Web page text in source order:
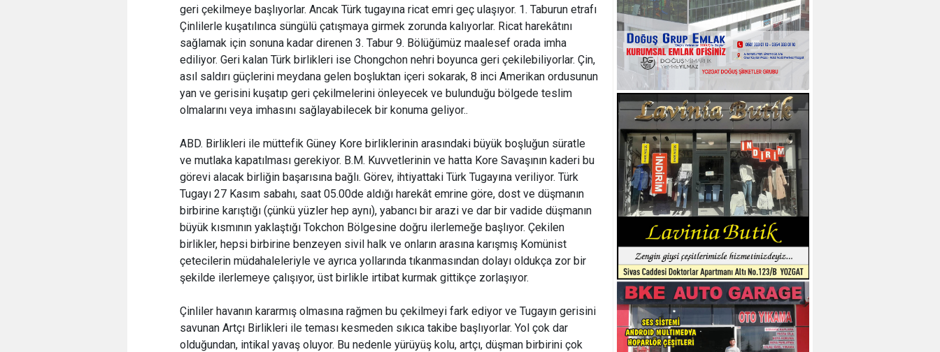
geri çekilmeye başlıyorlar. Ancak Türk tugayına ricat emri geç ulaşıyor. 1. Taburun etrafı
Çinlilerle kuşatılınca süngülü çatışmaya girmek zorunda kalıyorlar. Ricat harekâtını
sağlamak için sonuna kadar direnen 3. Tabur 9. Bölüğümüz maalesef orada imha
ediliyor. Geri kalan Türk birlikleri ise Chongchon nehri boyunca geri çekilebiliyorlar. Çin,
asıl saldırı güçlerini meydana gelen boşluktan içeri sokarak, 8 inci Amerikan ordusunun
yan ve gerisini kuşatıp geri çekilmelerini önleyecek ve bulunduğu bölgede teslim
olmalarını veya imhasını sağlayabilecek bir konuma geliyor..
ABD. Birlikleri ile müttefik Güney Kore birliklerinin arasındaki büyük boşluğun süratle
ve mutlaka kapatılması gerekiyor. B.M. Kuvvetlerinin ve hatta Kore Savaşının kaderi bu
görevi alacak birliğin başarısına bağlı. Görev, ihtiyattaki Türk Tugayına veriliyor. Türk
Tugayı 27 Kasım sabahı, saat 05.00de aldığı harekât emrine göre, dost ve düşmanın
birbirine karıştığı (çünkü yüzler hep aynı), yabancı bir arazi ve dar bir vadide düşmanın
büyük kısmının yaklaştığı Tokchon Bölgesine doğru ilerlemeğe başlıyor. Çekilen
birlikler, hepsi birbirine benzeyen sivil halk ve onların arasına karışmış Komünist
çetecilerin müdahaleleriyle ve ayrıca yollarında tıkanmasından dolayı oldukça zor bir
şekilde ilerlemeye çalışıyor, üst birlikle irtibat kurmak gittikçe zorlaşıyor.
Çinliler havanın kararmış olmasına rağmen bu çekilmeyi fark ediyor ve Tugayın gerisini
savunan Artçı Birlikleri ile teması kesmeden sıkıca takibe başlıyorlar. Yol çok dar
olduğundan, intikal yavaş oluyor. Bu nedenle yürüyüş kolu, artçı, düşman birbirini çok